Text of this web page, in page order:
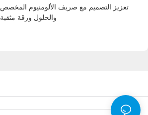
تعزيز التصميم مع صريف الألومنيوم المخصص
والحلول ورقة مثقبة